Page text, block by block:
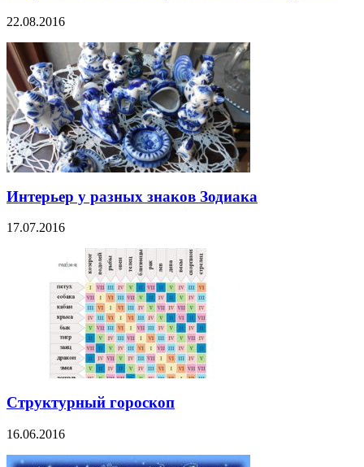
22.08.2016
Интерьер у разных знаков Зодиака
17.07.2016
Структурный гороскоп
16.06.2016